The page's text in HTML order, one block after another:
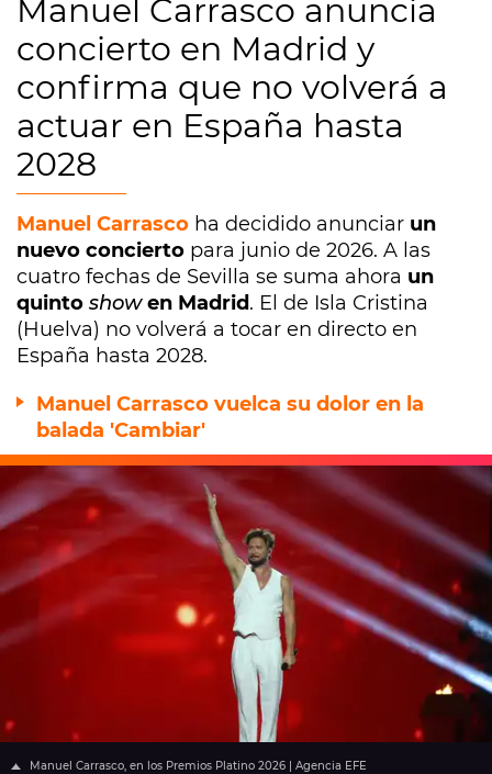
Manuel Carrasco anuncia
concierto en Madrid y
confirma que no volverá a
actuar en España hasta
2028
Manuel Carrasco ha decidido anunciar un
nuevo concierto para junio de 2026. A las
cuatro fechas de Sevilla se suma ahora un
quinto showen Madrid. El de Isla Cristina
(Huelva) no volverá a tocar en directo en
España hasta 2028.
Manuel Carrasco vuelca su dolor en la
balada 'Cambiar'
Manuel Carrasco, en los Premios Platino 2026 | Agencia EFE